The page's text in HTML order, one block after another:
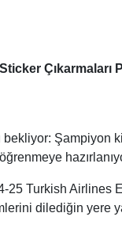
Çıkarmaları
Turkish Airlines
dilediğin yere